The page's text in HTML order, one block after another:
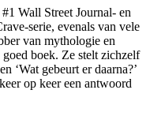
Wall Street Journal- en
serie, evenals van vele
van mythologie en
boek. Ze stelt zichzelf
‘Wat gebeurt er daarna?’
op keer een antwoord